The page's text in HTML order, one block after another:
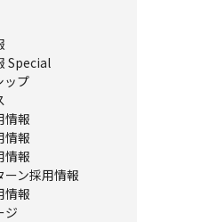
Special
ップ
情報
情報
情報
ーン採用情報
情報
ジ